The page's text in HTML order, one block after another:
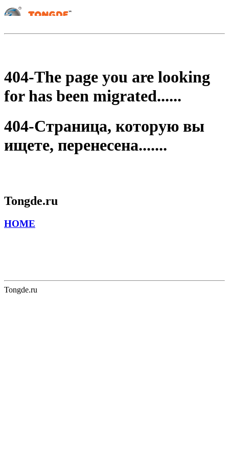
404-The page you are looking
for has been migrated......
404-Страница, которую вы
ищете, перенесена.......
Tongde.ru
HOME
Tongde.ru